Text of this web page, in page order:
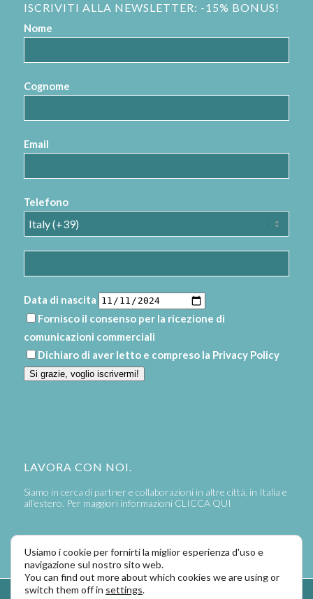
ISCRIVITI ALLA NEWSLETTER: -15% BONUS!
Nome
Cognome
Email
Telefono
Data di nascita
Fornisco il consenso per la ricezione di
comunicazioni commerciali
Dichiaro di aver letto e compreso la Privacy Policy
Si grazie, voglio iscrivermi!
LAVORA CON NOI.
Siamo in cerca di partner e collaborazioni in altre città, in Italia e
all’estero. Per maggiori informazioni CLICCA QUI
Usiamo i cookie per fornirti la miglior esperienza d'uso e
navigazione sul nostro sito web.
You can find out more about which cookies we are using or
switch them off in settings.